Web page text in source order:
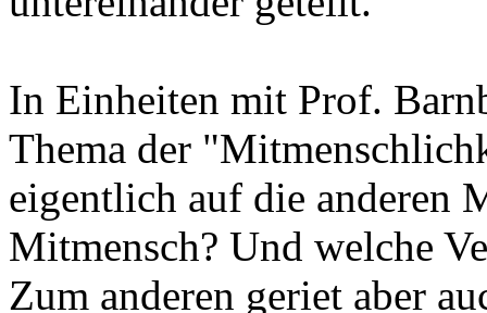
In Einheiten mit Prof.
Thema der
eigentlich auf die anderen
Mitmensch? Und welche
Zum anderen geriet aber